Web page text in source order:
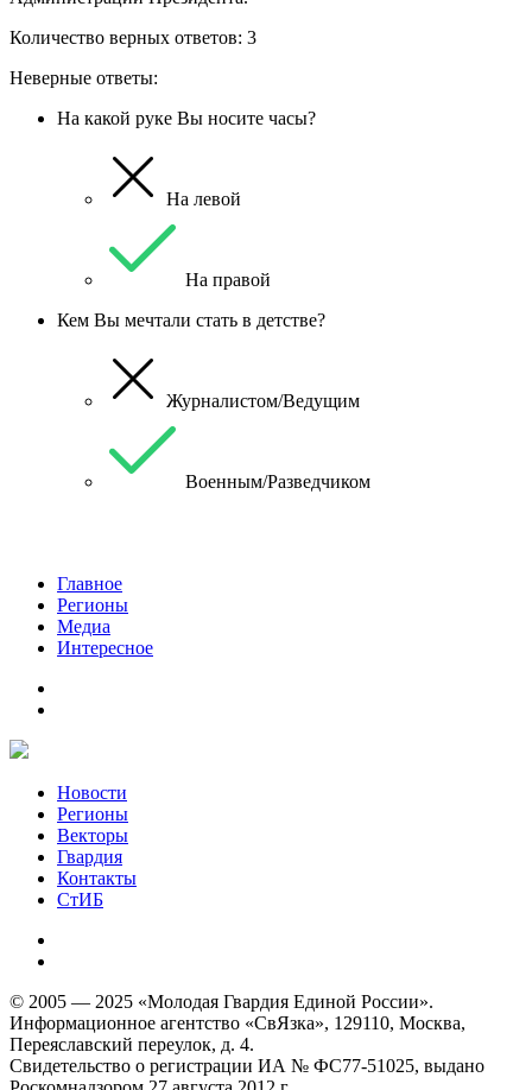
Количество верных ответов: 3
Неверные ответы:
На какой руке Вы носите часы?
На левой
На правой
Кем Вы мечтали стать в детстве?
Журналистом/Ведущим
Военным/Разведчиком
Главное
Регионы
Медиа
Интересное
Новости
Регионы
Векторы
Гвардия
Контакты
СтИБ
© 2005 — 2025 «Молодая Гвардия Единой России».
Информационное агентство «СвЯзка», 129110, Москва,
Переяславский переулок, д. 4.
Свидетельство о регистрации ИА № ФС77-51025, выдано